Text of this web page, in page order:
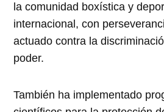
la comunidad boxística y
internacional, con
actuado contra la
poder.
También ha implementado